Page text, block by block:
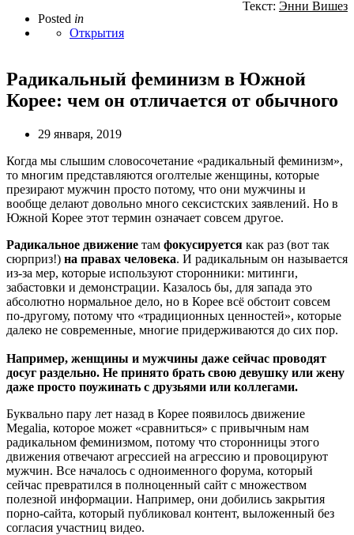
Posted in
Открытия
Текст: Энни Вишез
Радикальный феминизм в Южной
Корее: чем он отличается от обычного
29 января, 2019
Когда мы слышим словосочетание «радикальный феминизм»,
то многим представляются оголтелые женщины, которые
презирают мужчин просто потому, что они мужчины и
вообще делают довольно много сексистских заявлений. Но в
Южной Корее этот термин означает совсем другое.
Радикальное движение там фокусируется как раз (вот так
сюрприз!) на правах человека. И радикальным он называется
из-за мер, которые используют сторонники: митинги,
забастовки и демонстрации. Казалось бы, для запада это
абсолютно нормальное дело, но в Корее всё обстоит совсем
по-другому, потому что «традиционных ценностей», которые
далеко не современные, многие придерживаются до сих пор.
Например, женщины и мужчины даже сейчас проводят
досуг раздельно. Не принято брать свою девушку или жену
даже просто поужинать с друзьями или коллегами.
Буквально пару лет назад в Корее появилось движение
Megalia, которое может «сравниться» с привычным нам
радикальном феминизмом, потому что сторонницы этого
движения отвечают агрессией на агрессию и провоцируют
мужчин. Все началось с одноименного форума, который
сейчас превратился в полноценный сайт с множеством
полезной информации. Например, они добились закрытия
порно-сайта, который публиковал контент, выложенный без
согласия участниц видео.